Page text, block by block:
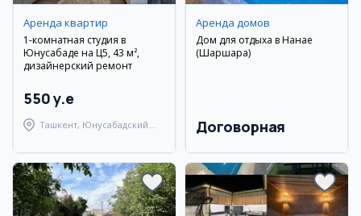
Аренда квартир
1-комнатная студия в
Юнусабаде на Ц5, 43 м²,
дизайнерский ремонт
550 y.e
Ташкент, Юнусабадский
Аренда домов
Дом для отдыха в Нанае
(Шаршара)
Договорная